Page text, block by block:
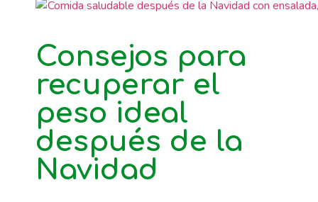
Consejos para
recuperar el
peso ideal
después de la
Navidad